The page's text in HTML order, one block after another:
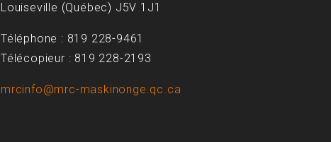
Louiseville (Québec) J5V 1J1
Téléphone : 819 228-9461
Télécopieur : 819 228-2193
mrcinfo@mrc-maskinonge.qc.ca